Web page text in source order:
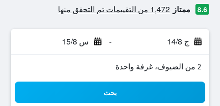
8.6 ممتاز 1,472 من التقييمات تم التحقق منها
ج 14/8 - س 15/8
2 من الضيوف، غرفة واحدة
بحث